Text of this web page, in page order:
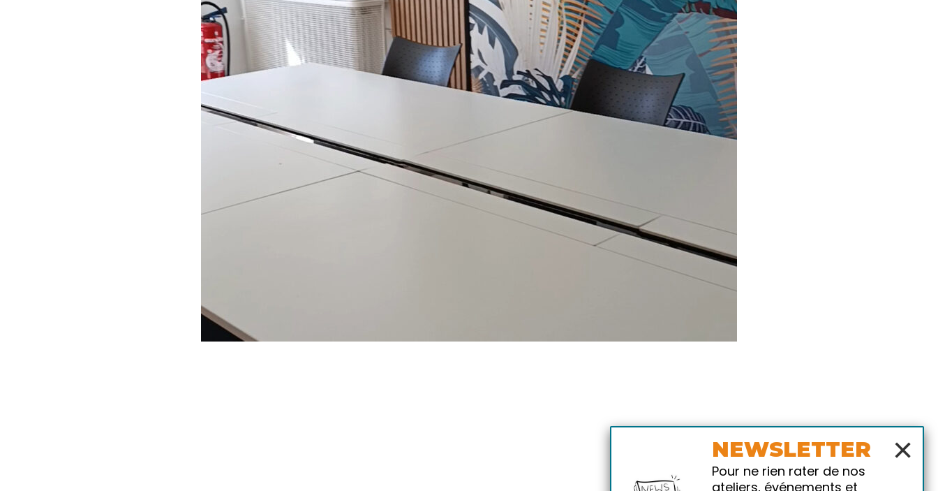
×
NEWSLETTER
Pour ne rien rater de nos
ateliers, événements et